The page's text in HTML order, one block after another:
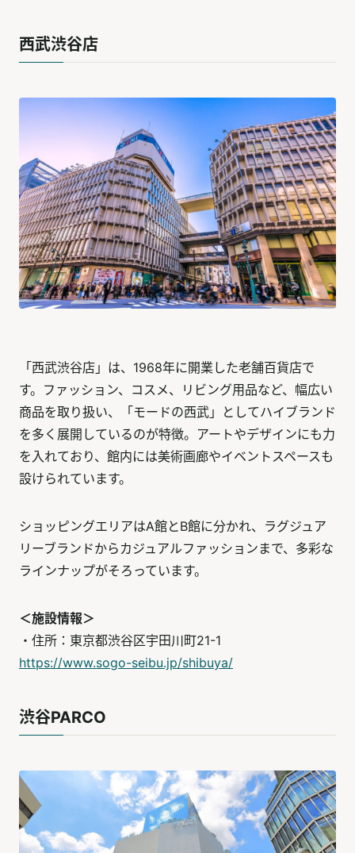
西武渋谷店
「西武渋谷店」は、1968年に開業した老舗百貨店で
す。ファッション、コスメ、リビング用品など、幅広い
商品を取り扱い、「モードの西武」としてハイブランド
を多く展開しているのが特徴。アートやデザインにも力
を入れており、館内には美術画廊やイベントスペースも
設けられています。
ショッピングエリアはA館とB館に分かれ、ラグジュア
リーブランドからカジュアルファッションまで、多彩な
ラインナップがそろっています。
＜施設情報＞
・住所：東京都渋谷区宇田川町21-1
https://www.sogo-seibu.jp/shibuya/
渋谷PARCO